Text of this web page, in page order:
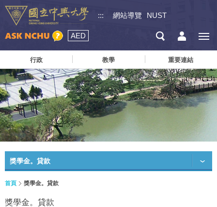
::: 網站導覽 NUST
AED
行政 教學 重要連結
獎學金。貸款
首頁 獎學金。貸款
獎學金。貸款